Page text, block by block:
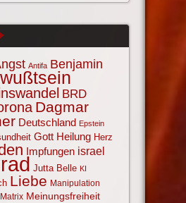
Antifa Benjamin
BRD
Dagmar
Deutschland Epstein
Gott Heilung Herz
Impfungen israel
Jutta Belle KI
Liebe Manipulation
Matrix Meinungsfreiheit